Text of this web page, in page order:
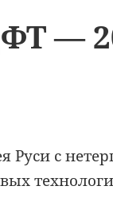
—
Руси с